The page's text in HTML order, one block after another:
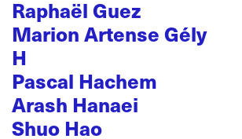
Raphaël Guez
Marion Artense Gély
H
Pascal Hachem
Arash Hanaei
Shuo Hao